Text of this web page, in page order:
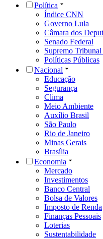
Política
Índice CNN
Governo Lula
Câmara dos
Senado Federal
Supremo Tribunal
Políticas Públicas
Nacional
Educação
Segurança
Clima
Meio Ambiente
Auxílio Brasil
São Paulo
Rio de Janeiro
Minas Gerais
Brasília
Economia
Mercado
Investimentos
Banco Central
Bolsa de Valores
Imposto de Renda
Finanças Pessoais
Loterias
Sustentabilidade